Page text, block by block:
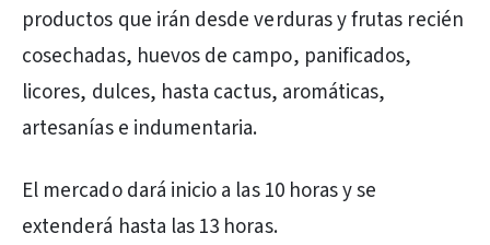
productos que irán desde verduras y frutas recién
cosechadas, huevos de campo, panificados,
licores, dulces, hasta cactus, aromáticas,
artesanías e indumentaria.
El mercado dará inicio a las 10 horas y se
extenderá hasta las 13 horas.